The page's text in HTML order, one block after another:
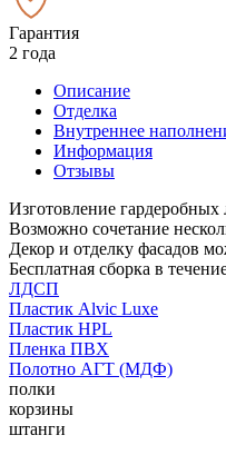
Гарантия
2 года
Описание
Отделка
Внутреннее
Информация
Отзывы
Изготовление
Возможно сочетание
Декор и отделку фасадов
Бесплатная сборка в
ЛДСП
Пластик Alvic Luxe
Пластик HPL
Пленка ПВХ
Полотно АГТ (МДФ)
полки
корзины
штанги